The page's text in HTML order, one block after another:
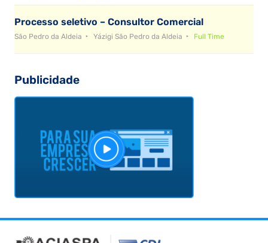
Processo seletivo – Consultor Comercial
São Pedro da Aldeia Yázigi São Pedro da Aldeia Full Time
Publicidade